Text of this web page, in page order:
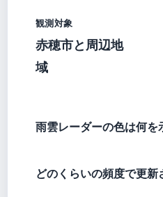
観測対象
赤穂市と周辺地
域
雨雲レーダーの色は何を
どのくらいの頻度で更新